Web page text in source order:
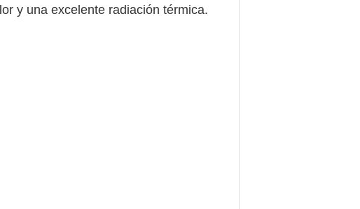
y una excelente radiación térmica.